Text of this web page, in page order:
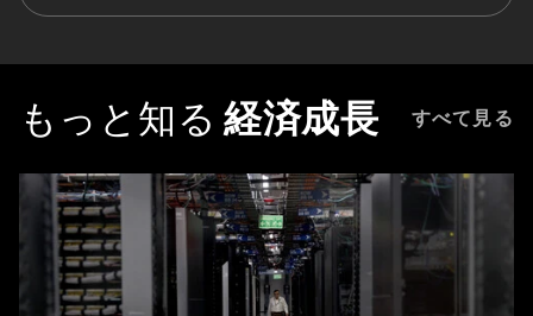
もっと知る 経済成長 すべて見る